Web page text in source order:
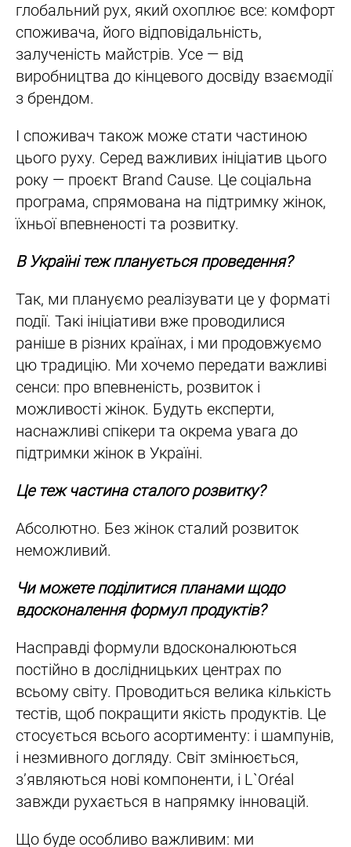
глобальний рух, який охоплює все: комфорт
споживача, його відповідальність,
залученість майстрів. Усе — від
виробництва до кінцевого досвіду взаємодії
з брендом.
І споживач також може стати частиною
цього руху. Серед важливих ініціатив цього
року — проєкт Brand Cause. Це соціальна
програма, спрямована на підтримку жінок,
їхньої впевненості та розвитку.
В Україні теж планується проведення?
Так, ми плануємо реалізувати це у форматі
події. Такі ініціативи вже проводилися
раніше в різних країнах, і ми продовжуємо
цю традицію. Ми хочемо передати важливі
сенси: про впевненість, розвиток і
можливості жінок. Будуть експерти,
наснажливі спікери та окрема увага до
підтримки жінок в Україні.
Це теж частина сталого розвитку?
Абсолютно. Без жінок сталий розвиток
неможливий.
Чи можете поділитися планами щодо
вдосконалення формул продуктів?
Насправді формули вдосконалюються
постійно в дослідницьких центрах по
всьому світу. Проводиться велика кількість
тестів, щоб покращити якість продуктів. Це
стосується всього асортименту: і шампунів,
і незмивного догляду. Світ змінюється,
з’являються нові компоненти, і L`Oréal
завжди рухається в напрямку інновацій.
Що буде особливо важливим: ми